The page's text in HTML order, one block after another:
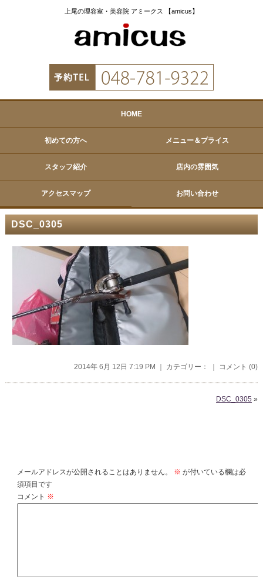
上尾の理容室・美容院 アミークス 【amicus】
HOME
初めての方へ メニュー＆プライス
スタッフ紹介 店内の雰囲気
アクセスマップ お問い合わせ
DSC_0305
2014年 6月 12日 7:19 PM ｜ カテゴリー： ｜ コメント (0)
DSC_0305 »
メールアドレスが公開されることはありません。 ※ が付いている欄は必
須項目です
コメント ※